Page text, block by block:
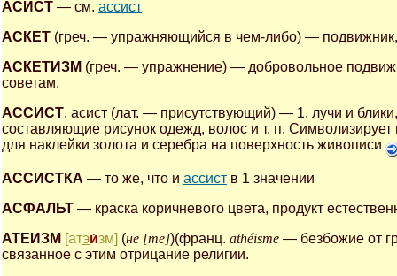
АСИСТ — см. ассист
АСКЕТ (греч. — упражняющийся в чем-либо) —
АСКЕТИЗМ (греч. — упражнение) — добровольное
советам.
АССИСТ, асист (лат. — присутствующий) — 1. лучи и
составляющие рисунок одежд, волос и т. п.
для наклейки золота и серебра на поверхность живописи
АССИСТКА — то же, что и ассист в 1 значении
АСФАЛЬТ — краска коричневого цвета, продукт
АТЕИЗМ [атэи́зм] (не [те])(франц. athéisme — безбожие от
связанное с этим отрицание религии.